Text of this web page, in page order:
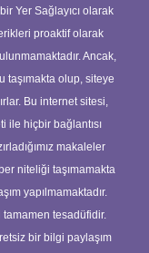
Yer Sağlayıcı olarak
proaktif olarak
Ancak,
taşımakta olup, siteye
Bu internet sitesi,
ile hiçbir bağlantısı
makaleler
niteliği taşımamakta
yapılmamaktadır.
tesadüfidir.
bir bilgi paylaşım